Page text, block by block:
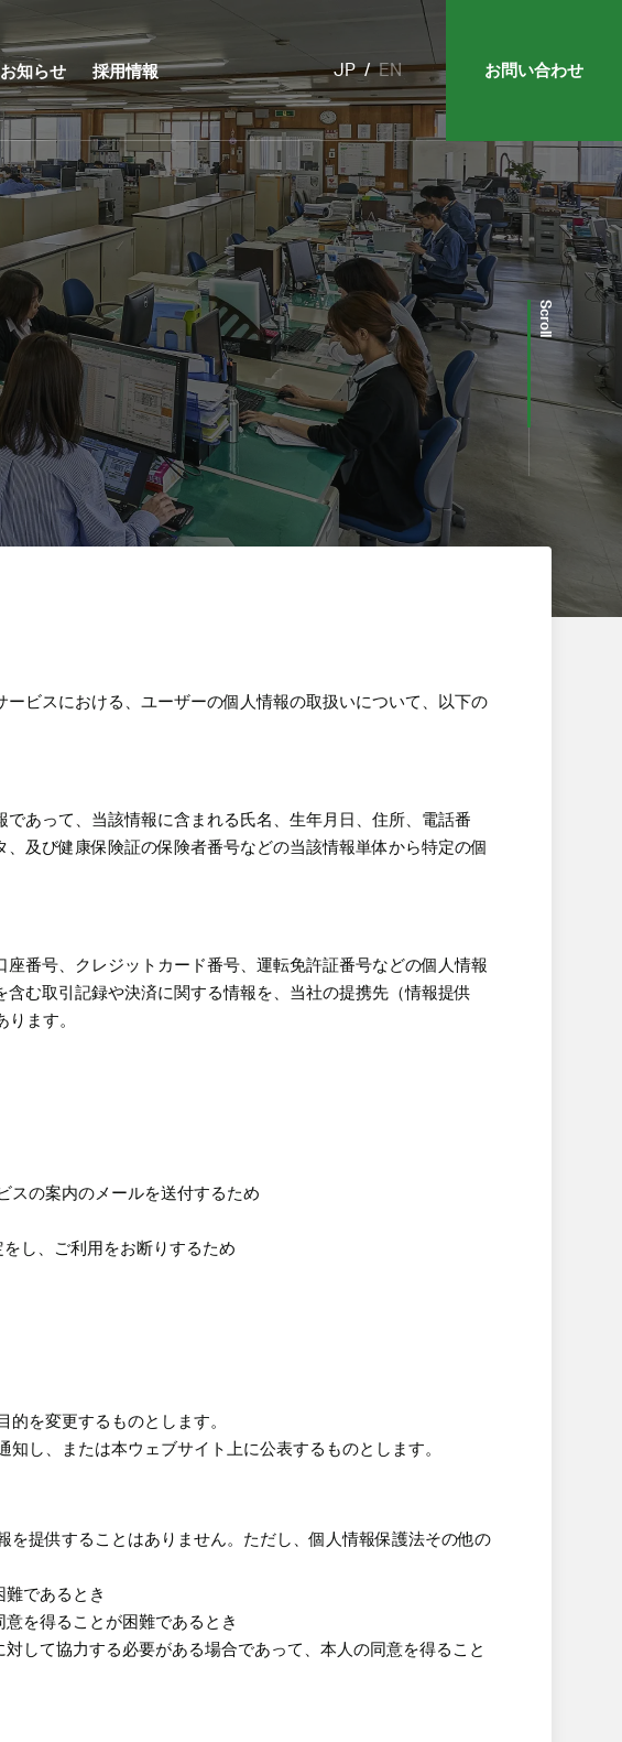
JP EN お問い合わせ
お知らせ 採用情報
Scroll
ビスにおける、ユーザーの個人情報の取扱いについて、以下の
あって、当該情報に含まれる氏名、生年月日、住所、電話番
及び健康保険証の保険者番号などの当該情報単体から特定の個
番号、クレジットカード番号、運転免許証番号などの個人情報
む取引記録や決済に関する情報を、当社の提携先（情報提供
ます。
スの案内のメールを送付するため
し、ご利用をお断りするため
を変更するものとします。
し、または本ウェブサイト上に公表するものとします。
提供することはありません。ただし、個人情報保護法その他の
であるとき
を得ることが困難であるとき
して協力する必要がある場合であって、本人の同意を得ること